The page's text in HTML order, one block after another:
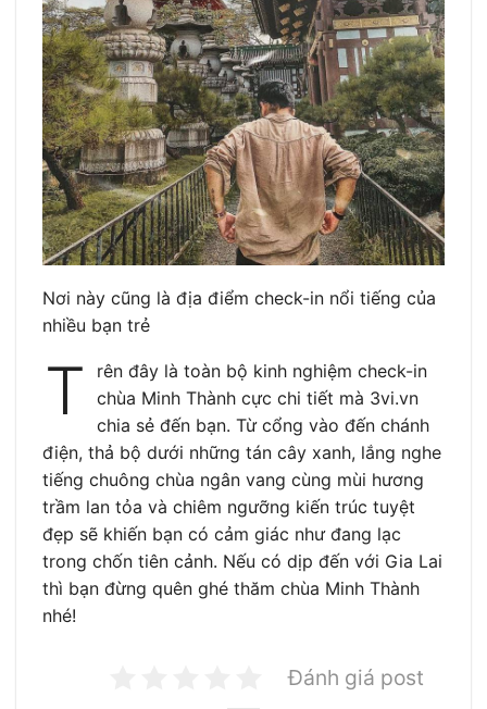
Nơi này cũng là địa điểm check-in nổi tiếng của
nhiều bạn trẻ
T
rên đây là toàn bộ kinh nghiệm check-in
chùa Minh Thành cực chi tiết mà 3vi.vn
chia sẻ đến bạn. Từ cổng vào đến chánh
điện, thả bộ dưới những tán cây xanh, lắng nghe
tiếng chuông chùa ngân vang cùng mùi hương
trầm lan tỏa và chiêm ngưỡng kiến trúc tuyệt
đẹp sẽ khiến bạn có cảm giác như đang lạc
trong chốn tiên cảnh. Nếu có dịp đến với Gia Lai
thì bạn đừng quên ghé thăm chùa Minh Thành
nhé!
Đánh giá post